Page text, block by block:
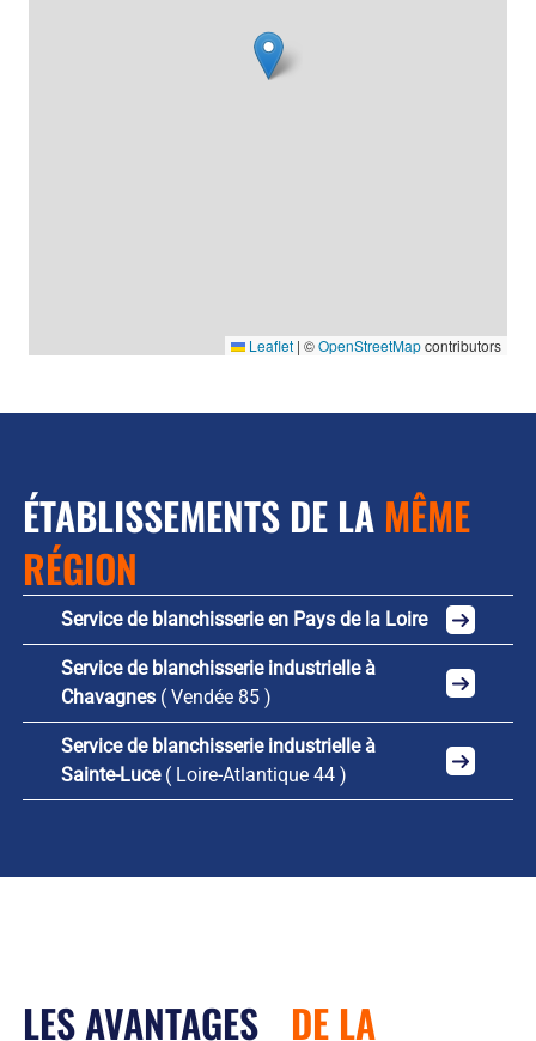
Leaflet | ©OpenStreetMapcontributors
ÉTABLISSEMENTS DE LAMÊME
RÉGION
Service de blanchisserie en Pays de la Loire
Service de blanchisserie industrielle à
Chavagnes( Vendée 85 )
Service de blanchisserie industrielle à
Sainte-Luce( Loire-Atlantique 44 )
LES AVANTAGES DE LA